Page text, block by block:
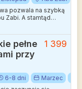
pozwala na szybką
Zabi. A stamtąd
odwiedzając
pełne
przy
1 399
6-8 dni Marzec